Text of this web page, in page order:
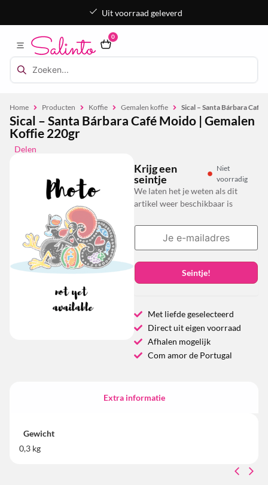
Uit voorraad geleverd
0
Home Producten Koffie Gemalen koffie Sical – Santa Bárbara
Sical – Santa Bárbara Café Moido | Gemalen
Koffie 220gr
Delen
Krijg een
seintje
Niet
voorradig
We laten het je weten als dit
artikel weer beschikbaar is
Seintje!
Met liefde geselecteerd
Direct uit eigen voorraad
Afhalen mogelijk
Com amor de Portugal
Extra informatie
Gewicht
0,3 kg